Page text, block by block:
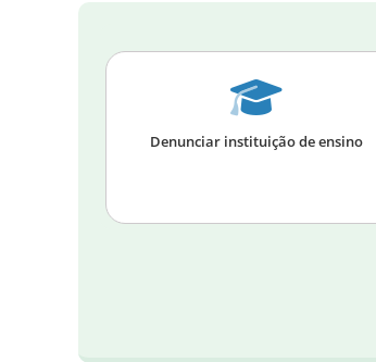
Denunciar instituição de ensino